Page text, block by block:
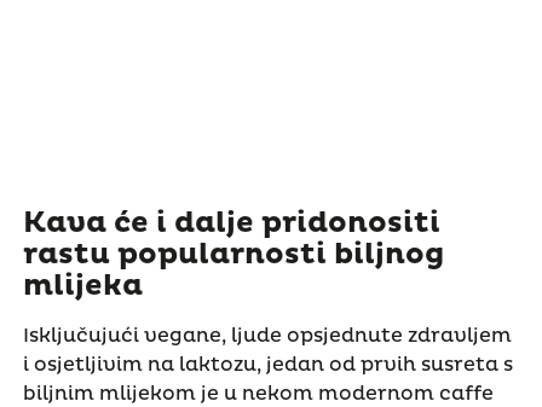
Kava će i dalje pridonositi
rastu popularnosti biljnog
mlijeka
Isključujući vegane, ljude opsjednute zdravljem
i osjetljivim na laktozu, jedan od prvih susreta s
biljnim mlijekom je u nekom modernom caffe